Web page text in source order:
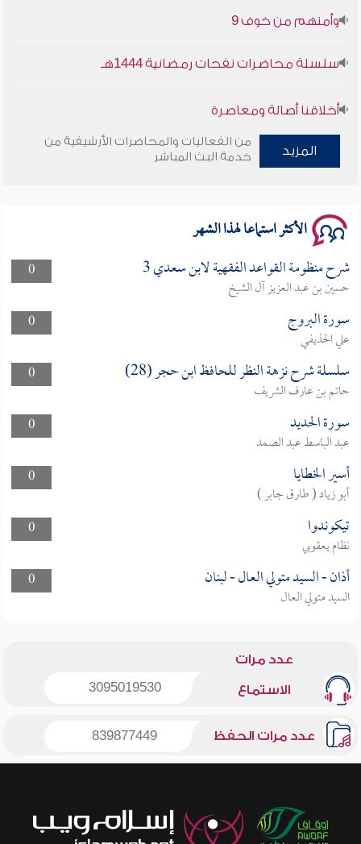
وأمنهم من خوف 9
سلسلة محاضرات نفحات رمضانية 1444هـ
أخلاقنا أصالة ومعاصرة
وأمنهم من خوف 9
المزيد
من الفعاليات والمحاضرات الأرشيفية من
خدمة البث المباشر
الأكثر استماعا لهذا الشهر
0 شرح منظومة القواعد الفقهية لابن سعدي 3
حسين بن عبد العزيز آل الشيخ
0
سورة البروج
علي الحذيفي
0
سلسلة شرح نزهة النظر للحافظ ابن حجر (28)
حاتم بن عارف الشريف
0
سورة الحديد
عبد الباسط عبد الصمد
0
أسير الخطايا
أبو زياد ( طارق جابر )
0
تيكوندوا
نظام يعقوبي
0
أذان - السيد متولي العال - لبنان
السيد متولي العال
عدد مرات
الاستماع 3095019530
عدد مرات الحفظ 839877449